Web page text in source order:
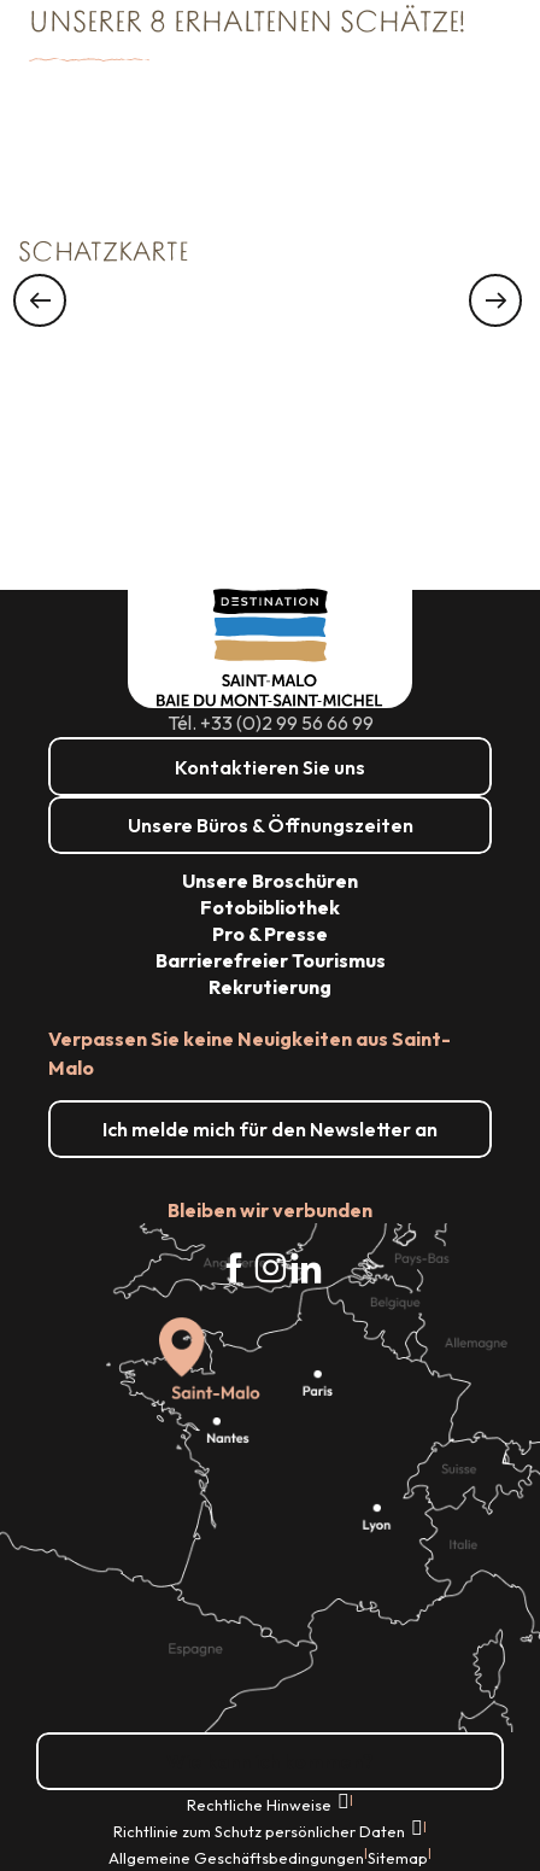
UNSERER 8 ERHALTENEN SCHÄTZE!
SCHATZKARTE
Tél. +33 (0)2 99 56 66 99
Kontaktieren Sie uns
Unsere Büros & Öffnungszeiten
Verpassen Sie keine Neuigkeiten aus Saint-
Malo
Ich melde mich für den Newsletter an
Bleiben wir verbunden
Unsere Broschüren
Fotobibliothek
Pro & Presse
Barrierefreier Tourismus
Rekrutierung
Rechtliche Hinweise |
Richtlinie zum Schutz persönlicher Daten |
Allgemeine Geschäftsbedingungen|Sitemap|